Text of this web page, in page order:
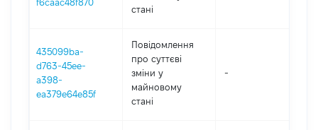
f6caac48f870
стані
435099ba-
d763-45ee-
a398-
ea379e64e85f
Повідомлення
про суттєві
зміни y
майновому
стані
-